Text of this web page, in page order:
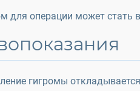
для операции может стать
гигромы